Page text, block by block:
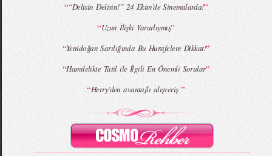
““Delisin Delisin!” 24 Ekim’de Sinemalarda!”
“Uzun İlişki Yararlıymış”
“Yenidoğan Sarılığında Bu Hurafelere Dikkat!”
“Hamilelikte Tatil ile İlgili En Önemli Sorular”
“Herry’den avantajlı alışveriş”